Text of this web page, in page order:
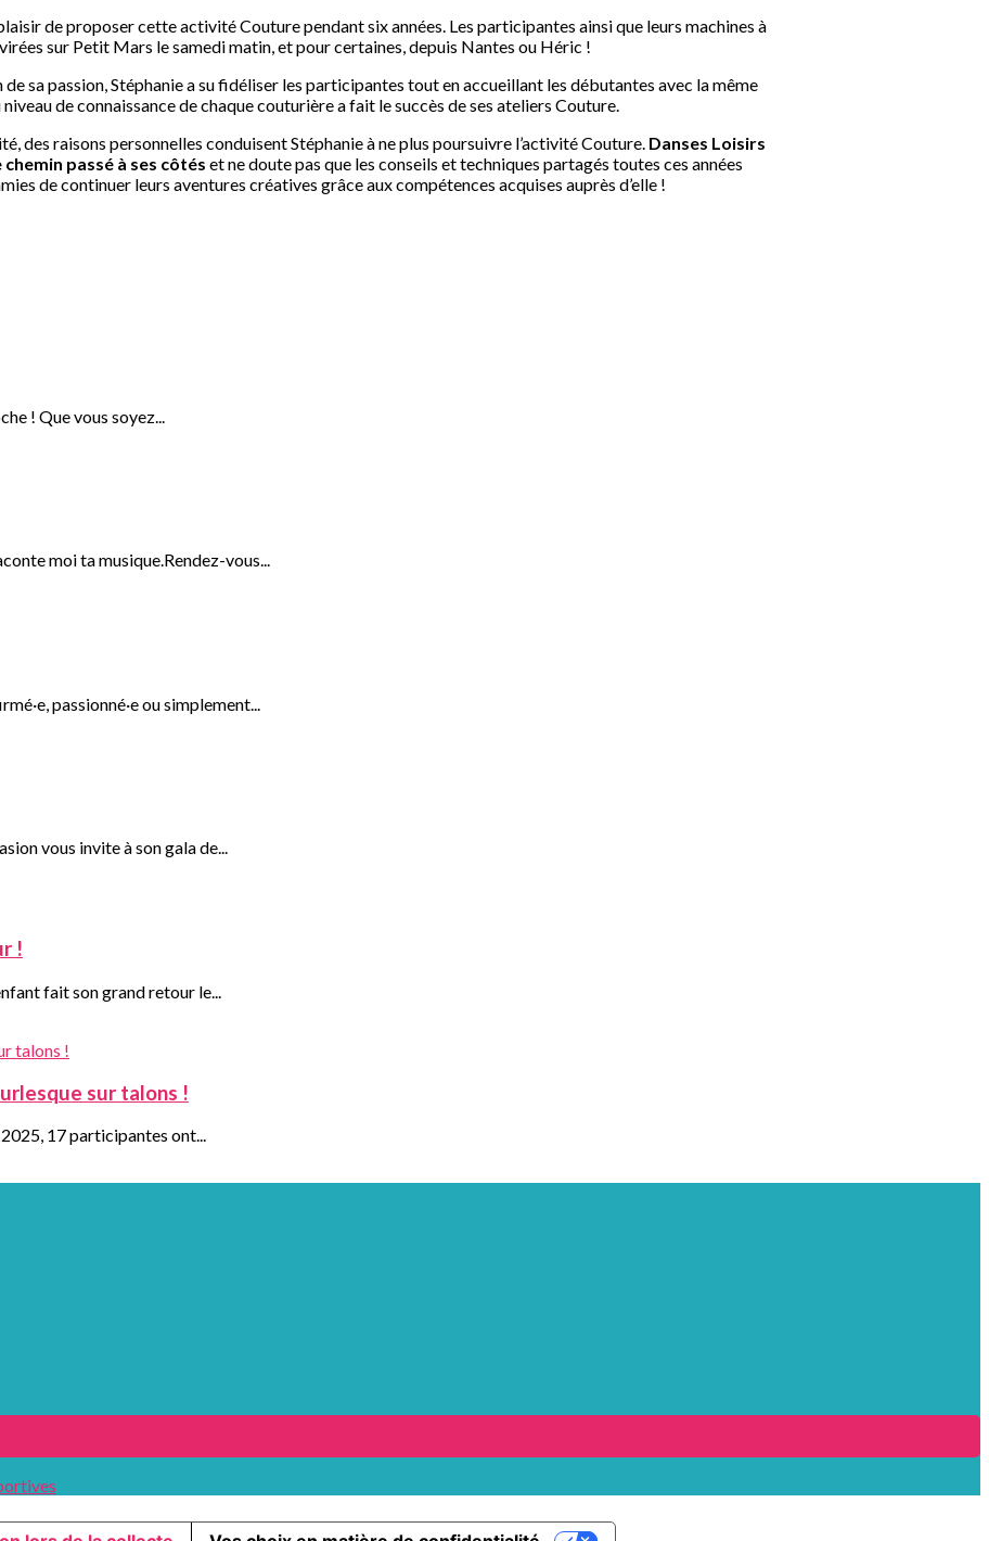
de proposer cette activité Couture pendant six années. Les participantes ainsi que leurs machines à
sur Petit Mars le samedi matin, et pour certaines, depuis Nantes ou Héric !
sa passion, Stéphanie a su fidéliser les participantes tout en accueillant les débutantes avec la même
de connaissance de chaque couturière a fait le succès de ses ateliers Couture.
des raisons personnelles conduisent Stéphanie à ne plus poursuivre l’activité Couture. Danses Loisirs
passé à ses côtés et ne doute pas que les conseils et techniques partagés toutes ces années
de continuer leurs aventures créatives grâce aux compétences acquises auprès d’elle !
! Que vous soyez...
moi ta musique.Rendez-vous...
passionné·e ou simplement...
vous invite à son gala de...
!
fait son grand retour le...
sur talons !
17 participantes ont...